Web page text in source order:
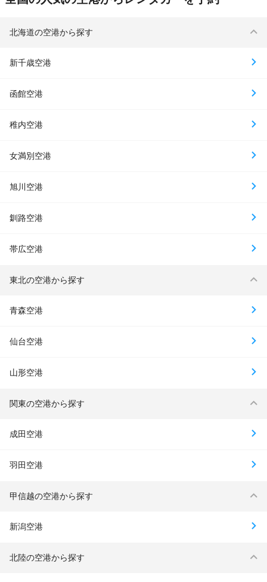
北海道の空港から探す
新千歳空港
函館空港
稚内空港
女満別空港
旭川空港
釧路空港
帯広空港
東北の空港から探す
青森空港
仙台空港
山形空港
関東の空港から探す
成田空港
羽田空港
甲信越の空港から探す
新潟空港
北陸の空港から探す